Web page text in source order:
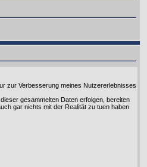
zur Verbesserung meines Nutzererlebnisses
gesammelten Daten erfolgen, bereiten
gar nichts mit der Realität zu tuen haben